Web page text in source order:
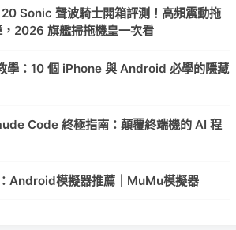
Sonic 聲波騎士開箱評測！高頻震動拖
2026 旗艦掃拖機皇一次看
學：10 個 iPhone 與 Android 必學的隱藏
Code 終極指南：顛覆終端機的 AI 程
Android模擬器推薦｜MuMu模擬器